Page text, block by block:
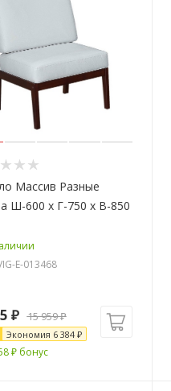
Массив Разные
Ш-600 х Г-750 х В-850
E-013468
₽ 15 959₽
Экономия 6 384₽
₽ бонус